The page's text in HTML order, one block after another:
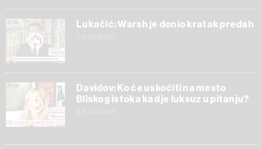
Lukačić: Warsh je donio kratak predah
Davidov: Ko će uskočiti na mesto
Bliskog istoka kad je luksuz u pitanju?